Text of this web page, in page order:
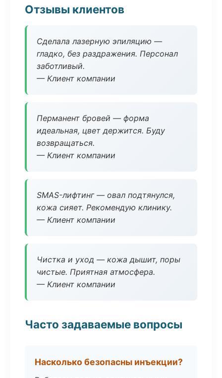
Отзывы клиентов
Сделала лазерную эпиляцию —
гладко, без раздражения. Персонал
заботливый.
— Клиент компании
Перманент бровей — форма
идеальная, цвет держится. Буду
возвращаться.
— Клиент компании
SMAS-лифтинг — овал подтянулся,
кожа сияет. Рекомендую клинику.
— Клиент компании
Чистка и уход — кожа дышит, поры
чистые. Приятная атмосфера.
— Клиент компании
Часто задаваемые вопросы
Насколько безопасны инъекции?